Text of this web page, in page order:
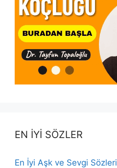
EN İYİ SÖZLER
En İyi Aşk ve Sevgi Sözleri